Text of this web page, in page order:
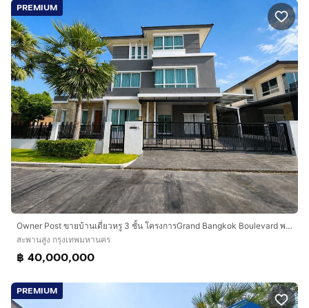
PREMIUM
Owner Post ขายบ้านเดี่ยวหรู 3 ชั้น โครงการGrand Bangkok Boulevard พระราม 9 - ศรีนครินทร์ ( กรุงเทพกรีฑา ) ใกล้โรงเรียนนานาชาติเวลลิงตัน
สะพานสูง กรุงเทพมหานคร
฿ 40,000,000
PREMIUM